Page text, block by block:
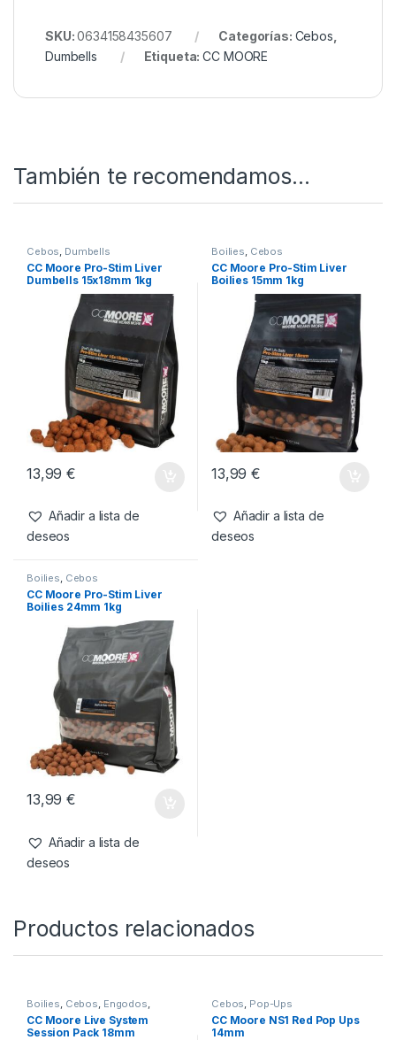
SKU:0634158435607 Categorías: Cebos,
Dumbells
Etiqueta:CC MOORE
También te recomendamos…
Cebos, Dumbells
CC Moore Pro-Stim Liver
Dumbells 15x18mm 1kg
13,99€
Añadir a lista de
deseos
Boilies, Cebos
CC Moore Pro-Stim Liver
Boilies 15mm 1kg
13,99€
Añadir a lista de
deseos
Boilies, Cebos
CC Moore Pro-Stim Liver
Boilies 24mm 1kg
13,99€
Añadir a lista de
deseos
Productos relacionados
Boilies, Cebos, Engodos,
Liquidos Pop-Ups
CC Moore Live System
Session Pack 18mm
Cebos, Pop-Ups
CC Moore NS1 Red Pop Ups
14mm